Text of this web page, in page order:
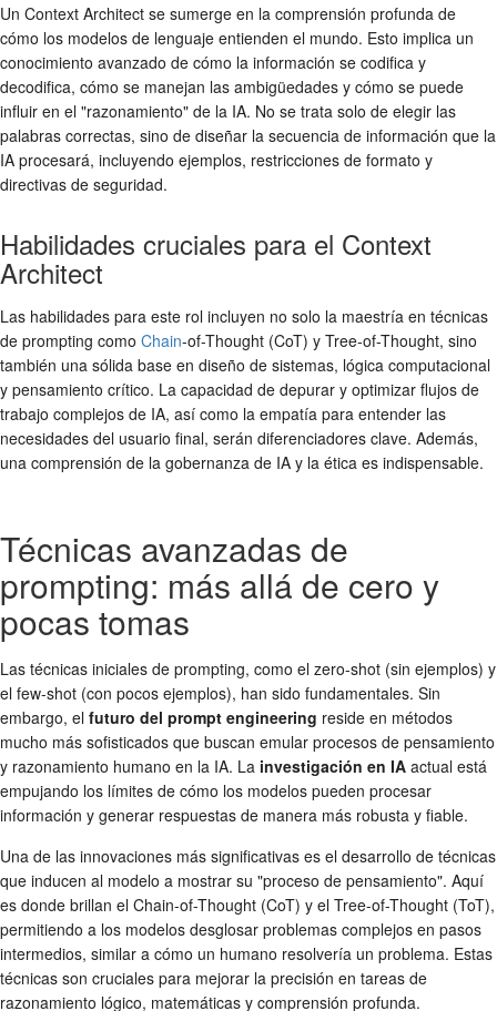
Un Context Architect se sumerge en la comprensión profunda de
cómo los modelos de lenguaje entienden el mundo. Esto implica un
conocimiento avanzado de cómo la información se codifica y
decodifica, cómo se manejan las ambigüedades y cómo se puede
influir en el "razonamiento" de la IA. No se trata solo de elegir las
palabras correctas, sino de diseñar la secuencia de información que la
IA procesará, incluyendo ejemplos, restricciones de formato y
directivas de seguridad.
Habilidades cruciales para el Context
Architect
Las habilidades para este rol incluyen no solo la maestría en técnicas
de prompting como Chain-of-Thought (CoT) y Tree-of-Thought, sino
también una sólida base en diseño de sistemas, lógica computacional
y pensamiento crítico. La capacidad de depurar y optimizar flujos de
trabajo complejos de IA, así como la empatía para entender las
necesidades del usuario final, serán diferenciadores clave. Además,
una comprensión de la gobernanza de IA y la ética es indispensable.
Técnicas avanzadas de
prompting: más allá de cero y
pocas tomas
Las técnicas iniciales de prompting, como el zero-shot (sin ejemplos) y
el few-shot (con pocos ejemplos), han sido fundamentales. Sin
embargo, el futuro del prompt engineering reside en métodos
mucho más sofisticados que buscan emular procesos de pensamiento
y razonamiento humano en la IA. La investigación en IA actual está
empujando los límites de cómo los modelos pueden procesar
información y generar respuestas de manera más robusta y fiable.
Una de las innovaciones más significativas es el desarrollo de técnicas
que inducen al modelo a mostrar su "proceso de pensamiento". Aquí
es donde brillan el Chain-of-Thought (CoT) y el Tree-of-Thought (ToT),
permitiendo a los modelos desglosar problemas complejos en pasos
intermedios, similar a cómo un humano resolvería un problema. Estas
técnicas son cruciales para mejorar la precisión en tareas de
razonamiento lógico, matemáticas y comprensión profunda.